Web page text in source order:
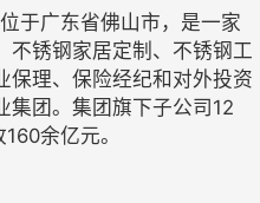
于广东省佛山市，是一家
不锈钢家居定制、不锈钢工
保理、保险经纪和对外投资
集团。集团旗下子公司12
余亿元。